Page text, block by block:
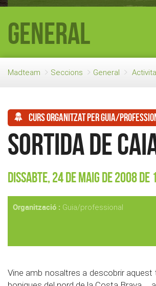
General
Madteam Seccions General
Curs organitzat per guia/
SORTIDA DE
Dissabte, 24 de Maig de 2008 de
Organització : Guia/professional
Vine amb nosaltres a descobrir